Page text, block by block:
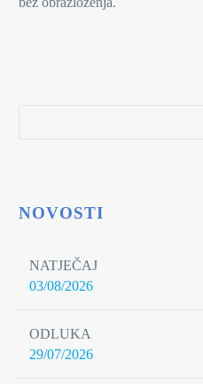
NOVOSTI
NATJEČAJ
03/08/2026
ODLUKA
29/07/2026